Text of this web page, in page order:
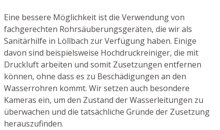
Eine bessere Möglichkeit ist die Verwendung von
fachgerechten Rohrsäuberungsgeräten, die wir als
Sanitärhilfe in Löllbach zur Verfügung haben. Einige
davon sind beispielsweise Hochdruckreiniger, die mit
Druckluft arbeiten und somit Zusetzungen entfernen
können, ohne dass es zu Beschädigungen an den
Wasserrohren kommt. Wir setzen auch besondere
Kameras ein, um den Zustand der Wasserleitungen zu
überwachen und die tatsächliche Gründe der Zusetzung
herauszufinden.